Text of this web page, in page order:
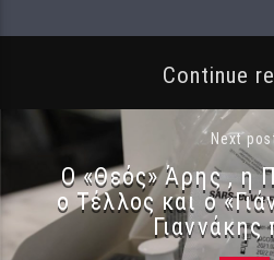
Continue
Next
Ο «Θεός» Άρης , η
ο Τέλλος και ο
Γιαννάκης